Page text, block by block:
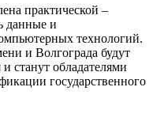
практической –
данные и
технологий.
и Волгограда будут
станут обладателями
государственного